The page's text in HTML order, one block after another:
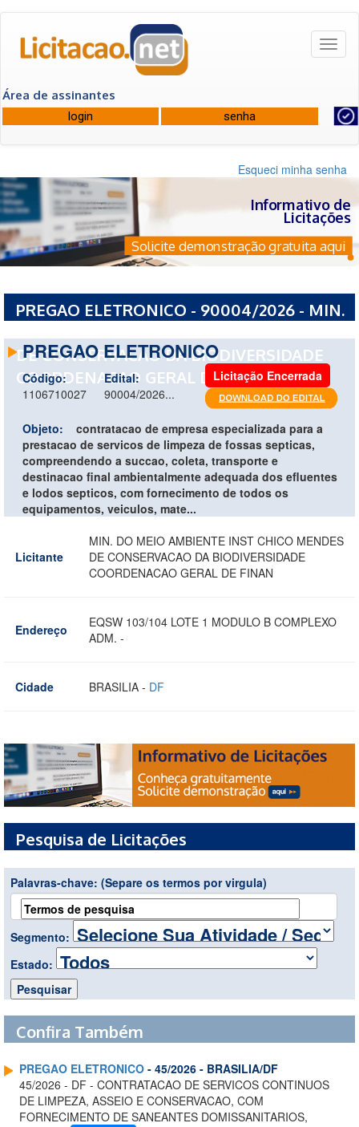
Área de assinantes
Esqueci minha senha
Informativo de
Licitações
Solicite demonstração gratuita aqui
PREGAO ELETRONICO - 90004/2026 - MIN.
DE CONSERVACAO DA BIODIVERSIDADE
COORDENACAO GERAL DE FINAN
PREGAO ELETRONICO
Código:
1106710027
Edital:
90004/2026...
Licitação Encerrada
Objeto:
contratacao de empresa especializada para a
prestacao de servicos de limpeza de fossas septicas,
compreendendo a succao, coleta, transporte e
destinacao final ambientalmente adequada dos efluentes
e lodos septicos, com fornecimento de todos os
equipamentos, veiculos, mate...
Licitante
MIN. DO MEIO AMBIENTE INST CHICO MENDES
DE CONSERVACAO DA BIODIVERSIDADE
COORDENACAO GERAL DE FINAN
Endereço
EQSW 103/104 LOTE 1 MODULO B COMPLEXO
ADM. -
Cidade BRASILIA - DF
Pesquisa de Licitações
Palavras-chave: (Separe os termos por virgula)
Segmento:
Estado:
Confira Também
PREGAO ELETRONICO - 45/2026 - BRASILIA/DF
45/2026 - DF - CONTRATACAO DE SERVICOS CONTINUOS
DE LIMPEZA, ASSEIO E CONSERVACAO, COM
FORNECIMENTO DE SANEANTES DOMISSANITARIOS,